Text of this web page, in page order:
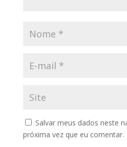
Salvar meus dados neste
próxima vez que eu comentar.